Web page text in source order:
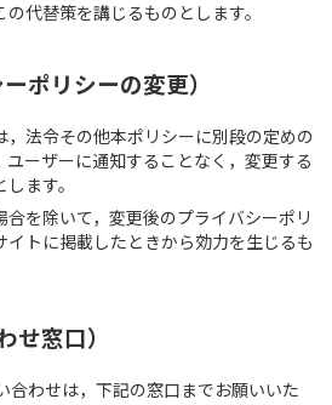
代替策を講じるものとします。
ポリシーの変更）
，法令その他本ポリシーに別段の定めの
ユーザーに通知することなく，変更する
ます。
合を除いて，変更後のプライバシーポリ
イトに掲載したときから効力を生じるも
せ窓口）
合わせは，下記の窓口までお願いいた